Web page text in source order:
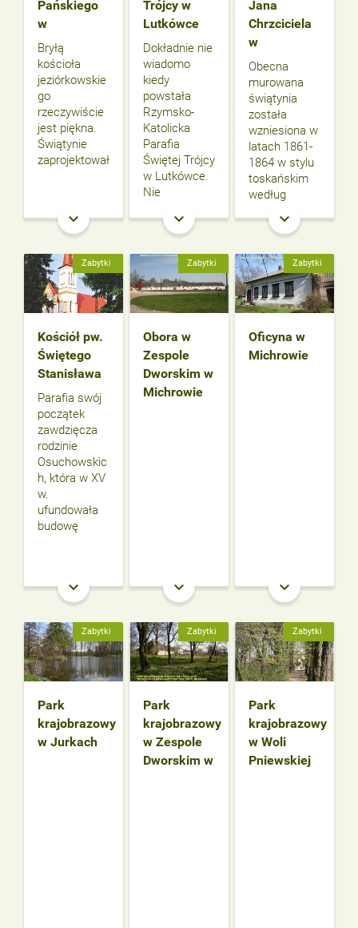
Pańskiego
w
Bryłą
kościoła
jeziórkowskie
go
rzeczywiście
jest piękna.
Świątynie
zaprojektował
keyboard_arrow_down
Trójcy w
Lutkówce
Dokładnie nie
wiadomo
kiedy
powstała
Rzymsko-
Katolicka
Parafia
Świętej Trójcy
w Lutkówce.
Nie
keyboard_arrow_down
Jana
Chrzciciela
w
Obecna
murowana
świątynia
została
wzniesiona w
latach 1861-
1864 w stylu
toskańskim
według
keyboard_arrow_down
Zabytki
Kościół pw.
Świętego
Stanisława
Parafia swój
początek
zawdzięcza
rodzinie
Osuchowskic
h, która w XV
w.
ufundowała
budowę
keyboard_arrow_down
Zabytki
Obora w
Zespole
Dworskim w
Michrowie
keyboard_arrow_down
Zabytki
Oficyna w
Michrowie
keyboard_arrow_down
Zabytki
Park
krajobrazowy
w Jurkach
Zabytki
Park
krajobrazowy
w Zespole
Dworskim w
Zabytki
Park
krajobrazowy
w Woli
Pniewskiej